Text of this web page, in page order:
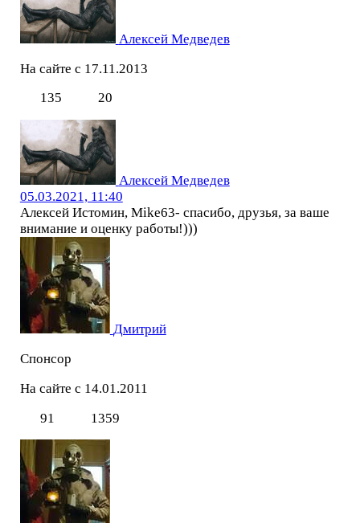
Алексей Медведев
На сайте с 17.11.2013
135
20
Алексей Медведев
05.03.2021, 11:40
Алексей Истомин, Mike63- спасибо, друзья, за ваше
внимание и оценку работы!)))
Дмитрий
Спонсор
На сайте с 14.01.2011
91
1359